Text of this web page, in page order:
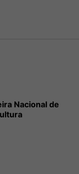
Nacional de